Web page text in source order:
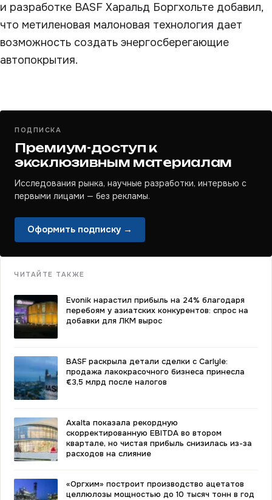
и разработке BASF Харальд Боргхольте добавил,
что метиленовая малоновая технология дает
возможность создать энергосберегающие
автопокрытия.
ПОДПИСКА
Премиум-доступ к
эксклюзивным материалам
Исследования рынка, научные разработки, интервью с
первыми лицами — без рекламы.
Оформить подписку →
ЧИТАЙТЕ ТАКЖЕ
Evonik нарастил прибыль на 24% благодаря
перебоям у азиатских конкурентов: спрос на
добавки для ЛКМ вырос
BASF раскрыла детали сделки с Carlyle:
продажа лакокрасочного бизнеса принесла
€3,5 млрд после налогов
Axalta показала рекордную
скорректированную EBITDA во втором
квартале, но чистая прибыль снизилась из-за
расходов на слияние
«Оргхим» построит производство ацетатов
целлюлозы мощностью до 10 тысяч тонн в год